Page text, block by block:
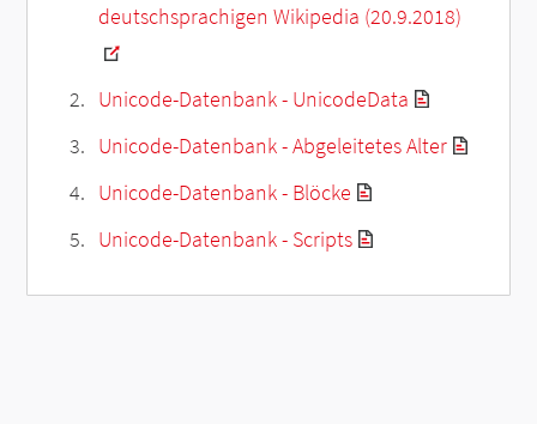
deutschsprachigen Wikipedia (20.9.2018)
Unicode-Datenbank - UnicodeData
Unicode-Datenbank - Abgeleitetes Alter
Unicode-Datenbank - Blöcke
Unicode-Datenbank - Scripts